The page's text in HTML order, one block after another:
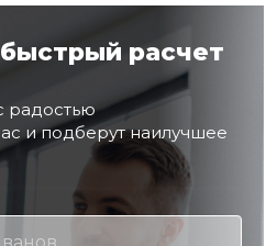
расчет
радостью
и подберут наилучшее